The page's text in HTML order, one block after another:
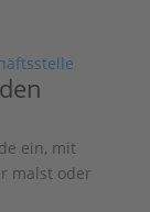
ein, mit
malst oder